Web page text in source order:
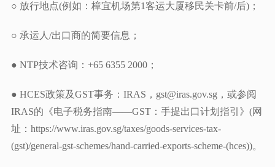
○ 放行地点(例如：樟宜机场第1客运大厦移民关卡前/后)；
○ 承运人/出口商的简要信息；
● NTP技术咨询：+65 6355 2000；
● HCES政策及GST事务：IRAS，gst@iras.gov.sg，或参阅
IRAS的《电子税务指南——GST：手提出口计划指引》(网
址：https://www.iras.gov.sg/taxes/goods-services-tax-
(gst)/general-gst-schemes/hand-carried-exports-scheme-(hces))。